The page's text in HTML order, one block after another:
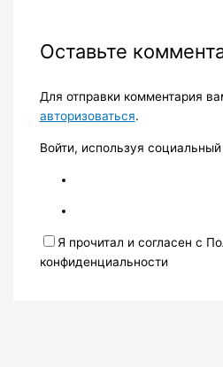
Оставьте
Для отправки комментария
авторизоваться.
Войти, используя социальный
Я прочитал и согласен с
конфиденциальности